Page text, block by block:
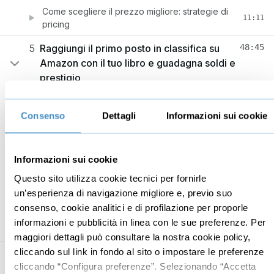
Consenso Dettagli Informazioni sui cookie
Informazioni sui cookie
Questo sito utilizza cookie tecnici per fornirle
un’esperienza di navigazione migliore e, previo suo
consenso, cookie analitici e di profilazione per proporle
informazioni e pubblicità in linea con le sue preferenze. Per
maggiori dettagli può consultare la nostra cookie policy,
cliccando sul link in fondo al sito o impostare le preferenze
cliccando “Configura preferenze”. Selezionando “Accetta
Come scegliere il prezzo migliore: strategie di
pricing
11:11
5 Raggiungi il primo posto in classifica su
Amazon con il tuo libro e guadagna soldi e
prestigio
48:45
Raggiungi il primo posto in classifica con un libro
gratuito: la strategia illustrata passo passo
Raggiungi il primo posto in classifica con un libro
tuo settore
Come guadagnare soldi grazie al tuo libro 04:21
Saluti e un ultimo consiglio
6 BONUS 40:00